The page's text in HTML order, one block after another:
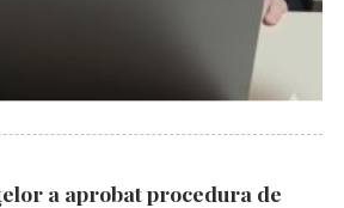
a aprobat procedura de